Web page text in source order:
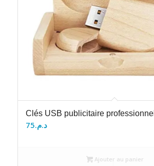
Clés USB publicitaire professionnel
د.م.75
Ajouter au panier